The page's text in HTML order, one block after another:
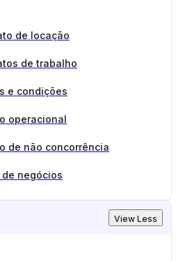
de locação
de trabalho
e condições
operacional
de não concorrência
negócios
View Less